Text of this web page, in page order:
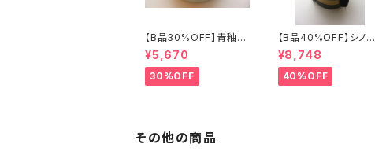
【B品30%OFF】青釉瓷
蓋付盒（蓮の実）
¥5,670
30%OFF
【B品40%OFF】シノワ
ズリ手提げ三段重「バタ
フライ」
¥8,748
40%OFF
その他の商品